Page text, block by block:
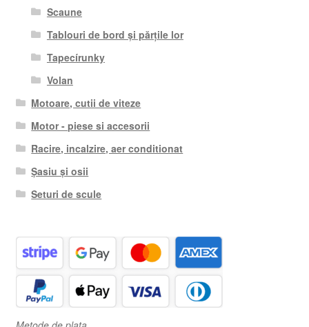
Scaune
Tablouri de bord și părțile lor
Tapecírunky
Volan
Motoare, cutii de viteze
Motor - piese si accesorii
Racire, incalzire, aer conditionat
Șasiu și osii
Seturi de scule